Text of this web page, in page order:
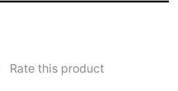
Rate this product